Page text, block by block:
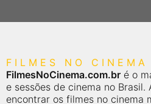
FILMES NO CINEMA
FilmesNoCinema.com.br é o
e sessões de cinema no
encontrar os filmes no cinema